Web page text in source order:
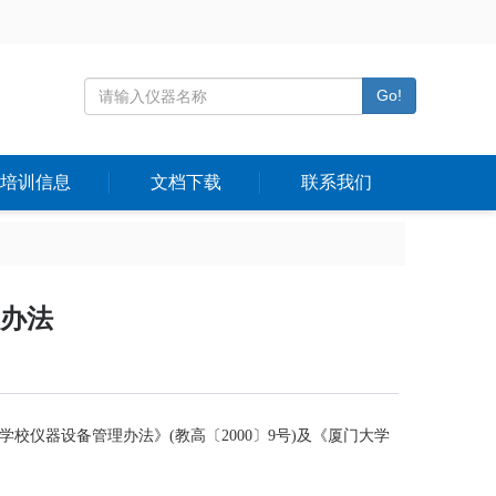
Go!
培训信息 文档下载 联系我们
法
仪器设备管理办法》(教高〔2000〕9号)及《厦门大学